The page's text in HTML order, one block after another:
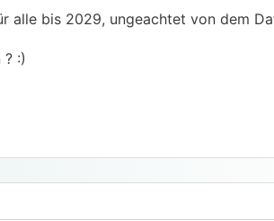
alle bis 2029, ungeachtet von dem
:)